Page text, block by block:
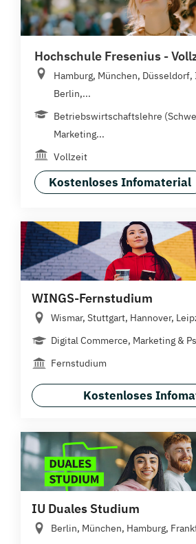
Hochschule Fresenius -
Hamburg, München,
Berlin,...
Betriebswirtschaftslehre
Marketing...
Vollzeit
Kostenloses Infomaterial
WINGS-Fernstudium
Wismar, Stuttgart, Hannover,
Digital Commerce, Marketing &
Fernstudium
Kostenloses
IU Duales Studium
Berlin, München, Hamburg,